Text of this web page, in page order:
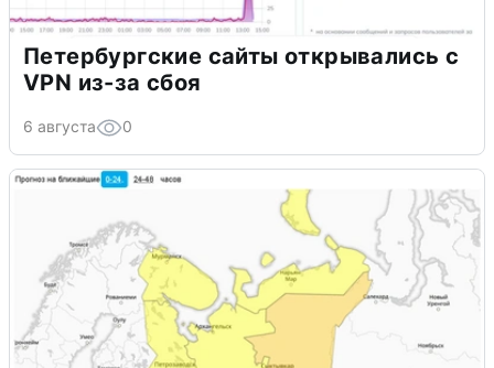
Петербургские сайты открывались с
VPN из-за сбоя
6 августа 0